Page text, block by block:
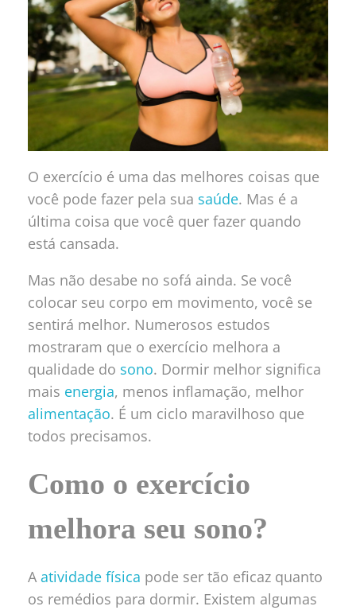
O exercício é uma das melhores coisas que
você pode fazer pela sua saúde. Mas é a
última coisa que você quer fazer quando
está cansada.
Mas não desabe no sofá ainda. Se você
colocar seu corpo em movimento, você se
sentirá melhor. Numerosos estudos
mostraram que o exercício melhora a
qualidade do sono. Dormir melhor significa
mais energia, menos inflamação, melhor
alimentação. É um ciclo maravilhoso que
todos precisamos.
Como o exercício
melhora seu sono?
A atividade física pode ser tão eficaz quanto
os remédios para dormir. Existem algumas